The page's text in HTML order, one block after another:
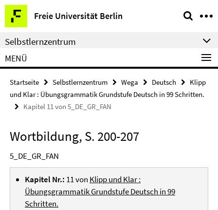
Springe
direkt
zu
Inhalt
Freie Universität Berlin
Service-
Navigation
Selbstlernzentrum
MENÜ
Startseite Selbstlernzentrum Wega Deutsch
Klipp
und Klar : Übungsgrammatik Grundstufe Deutsch in 99 Schritten.
Kapitel 11 von 5_DE_GR_FAN
Wortbildung, S. 200-207
5_DE_GR_FAN
Kapitel Nr.: 11 von Klipp und Klar :
Übungsgrammatik Grundstufe Deutsch in 99
Schritten.